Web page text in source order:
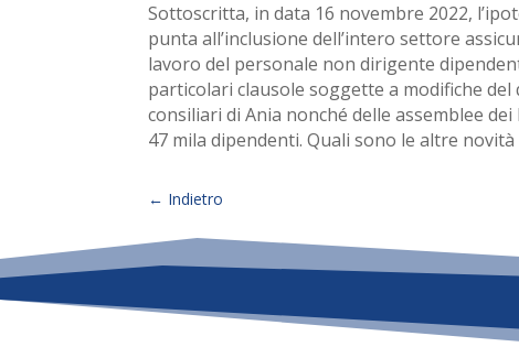
Sottoscritta, in data 16 novembre 2022,
punta all’inclusione dell’intero settore
lavoro del personale non dirigente
particolari clausole soggette a modifiche del
consiliari di Ania nonché delle assemblee
47 mila dipendenti. Quali sono le altre
← Indietro